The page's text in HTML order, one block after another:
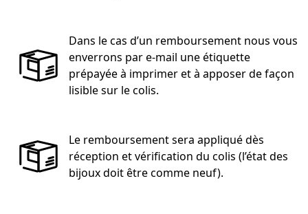
Dans le cas d’un remboursement nous vous
enverrons par e-mail une étiquette
prépayée à imprimer et à apposer de façon
lisible sur le colis.
Le remboursement sera appliqué dès
réception et vérification du colis (l’état des
bijoux doit être comme neuf).